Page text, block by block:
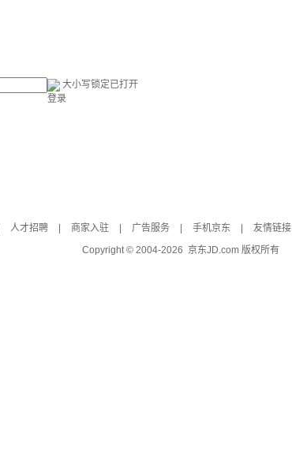
大小写锁定已打开
登录
人才招聘 商家入驻 广告服务 手机京东 友情链接
Copyright © 2004-2026 京东JD.com 版权所有